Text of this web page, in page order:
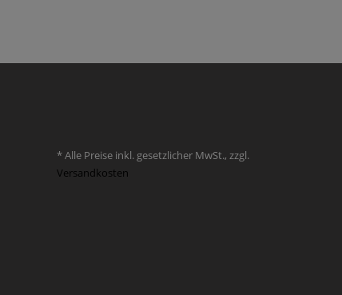
* Alle Preise inkl. gesetzlicher MwSt., zzgl.
Versandkosten